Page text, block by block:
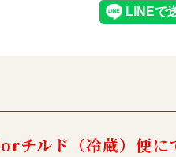
チルド（冷蔵）便に